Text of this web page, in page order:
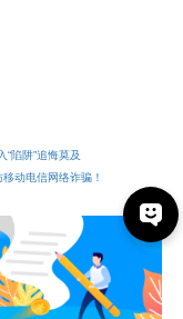
陷阱”追悔莫及
动电信网络诈骗！